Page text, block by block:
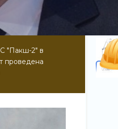
"Пакш-2" в
проведена